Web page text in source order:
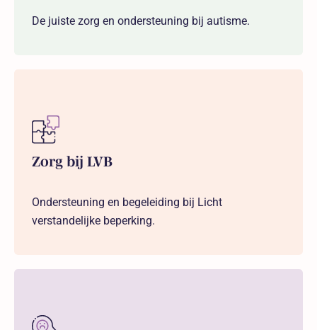
De juiste zorg en ondersteuning bij autisme.
Zorg bij LVB
Ondersteuning en begeleiding bij Licht
verstandelijke beperking.